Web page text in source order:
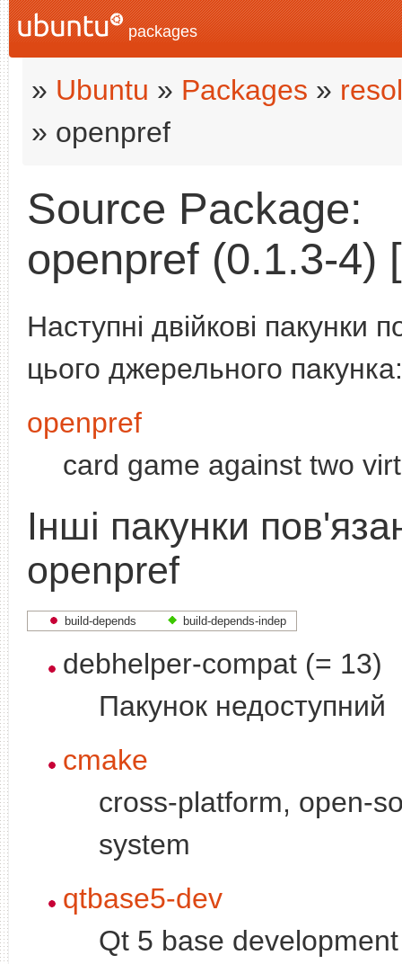
packages
» Ubuntu » Packages »
» openpref
Source Package:
openpref (0.1.3-4) [
Наступні двійкові пакунки
цього джерельного пакунка:
openpref
card game against two
Інші пакунки
openpref
build-depends build-depends-indep
debhelper-compat (= 13)
Пакунок недоступний
cmake
cross-platform, open-
system
qtbase5-dev
Qt 5 base